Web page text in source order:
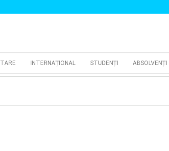
INTERNAȚIONAL STUDENȚI ABSOLVENȚI